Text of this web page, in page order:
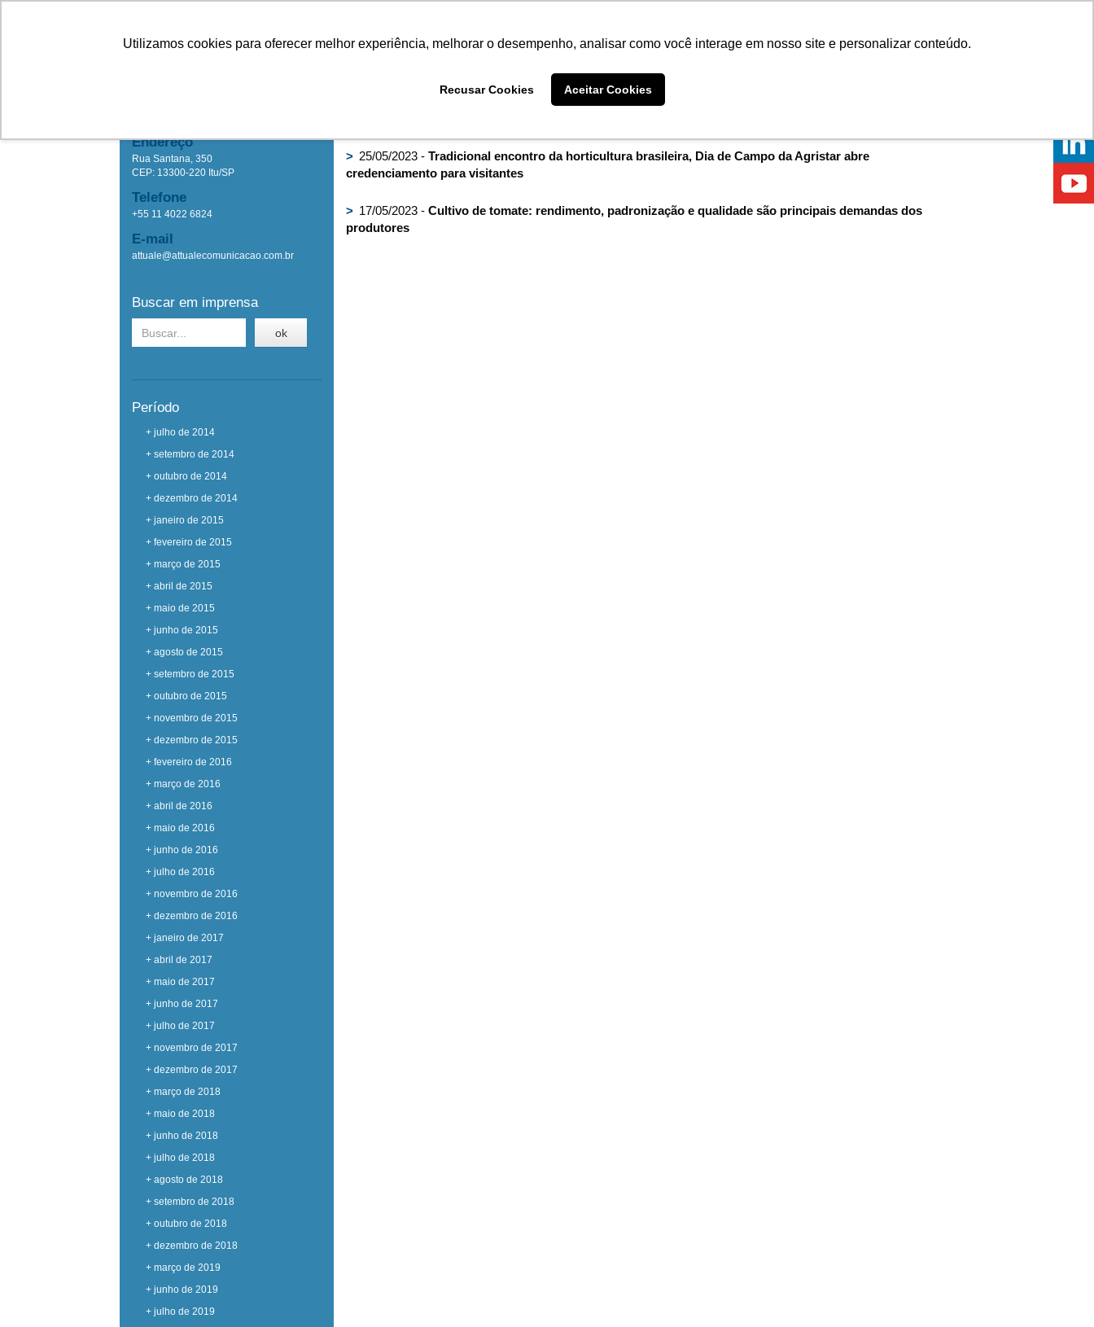
Utilizamos cookies para oferecer melhor experiência, melhorar o desempenho, analisar como você interage em nosso site e personalizar conteúdo.
Recusar Cookies Aceitar Cookies
Endereço
Rua Santana, 350
CEP: 13300-220 Itu/SP
Telefone
+55 11 4022 6824
E-mail
attuale@attualecomunicacao.com.br
Buscar em imprensa
ok
Período
+ julho de 2014
+ setembro de 2014
+ outubro de 2014
+ dezembro de 2014
+ janeiro de 2015
+ fevereiro de 2015
+ março de 2015
+ abril de 2015
+ maio de 2015
+ junho de 2015
+ agosto de 2015
+ setembro de 2015
+ outubro de 2015
+ novembro de 2015
+ dezembro de 2015
+ fevereiro de 2016
+ março de 2016
+ abril de 2016
+ maio de 2016
+ junho de 2016
+ julho de 2016
+ novembro de 2016
+ dezembro de 2016
+ janeiro de 2017
+ abril de 2017
+ maio de 2017
+ junho de 2017
+ julho de 2017
+ novembro de 2017
+ dezembro de 2017
+ março de 2018
+ maio de 2018
+ junho de 2018
+ julho de 2018
+ agosto de 2018
+ setembro de 2018
+ outubro de 2018
+ dezembro de 2018
+ março de 2019
+ junho de 2019
+ julho de 2019
> 25/05/2023 - Tradicional encontro da horticultura brasileira, Dia de Campo da Agristar abre
credenciamento para visitantes
> 17/05/2023 - Cultivo de tomate: rendimento, padronização e qualidade são principais demandas dos
produtores